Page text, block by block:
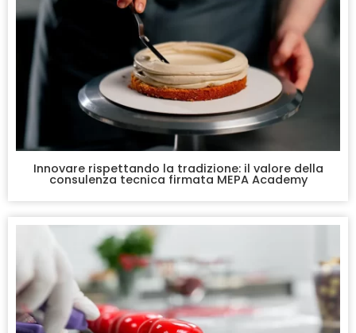
Innovare rispettando la tradizione: il valore della
consulenza tecnica firmata MEPA Academy